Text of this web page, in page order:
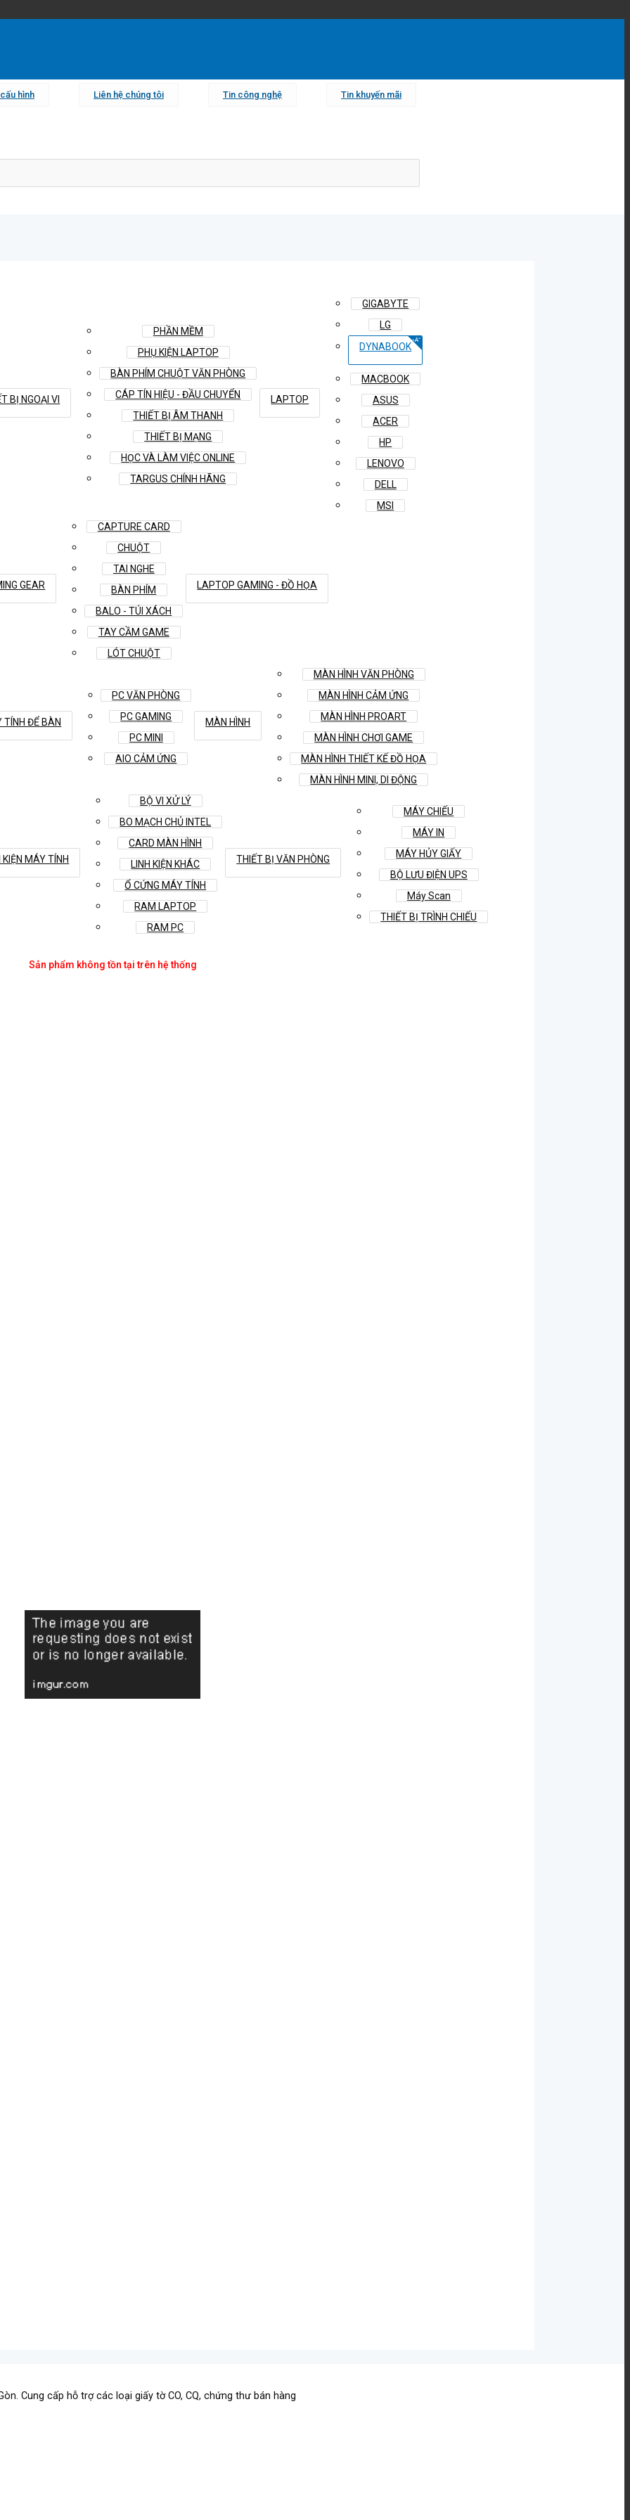
hình Liên hệ chúng tôi Tin công nghệ Tin khuyến mãi
BỊ NGOẠI VI
PHẦN MỀM
PHỤ KIỆN LAPTOP
BÀN PHÍM CHUỘT VĂN PHÒNG
CÁP TÍN HIỆU - ĐẦU CHUYỂN
THIẾT BỊ ÂM THANH
THIẾT BỊ MẠNG
HỌC VÀ LÀM VIỆC ONLINE
TARGUS CHÍNH HÃNG
LAPTOP
GIGABYTE
LG
DYNABOOK
MACBOOK
ASUS
ACER
HP
LENOVO
DELL
MSI
GEAR
CAPTURE CARD
CHUỘT
TAI NGHE
BÀN PHÍM
BALO - TÚI XÁCH
TAY CẦM GAME
LÓT CHUỘT
LAPTOP GAMING - ĐỒ HỌA
TÍNH ĐỂ BÀN
PC VĂN PHÒNG
PC GAMING
PC MINI
AIO CẢM ỨNG
MÀN HÌNH
MÀN HÌNH VĂN PHÒNG
MÀN HÌNH CẢM ỨNG
MÀN HÌNH PROART
MÀN HÌNH CHƠI GAME
MÀN HÌNH THIẾT KẾ ĐỒ HỌA
MÀN HÌNH MINI, DI ĐỘNG
KIỆN MÁY TÍNH
BỘ VI XỬ LÝ
BO MẠCH CHỦ INTEL
CARD MÀN HÌNH
LINH KIỆN KHÁC
Ổ CỨNG MÁY TÍNH
RAM LAPTOP
RAM PC
THIẾT BỊ VĂN PHÒNG
MÁY CHIẾU
MÁY IN
MÁY HỦY GIẤY
BỘ LƯU ĐIỆN UPS
Máy Scan
THIẾT BỊ TRÌNH CHIẾU
Sản phẩm không tồn tại trên hệ thống
Cung cấp hỗ trợ các loại giấy tờ CO, CQ, chứng thư bán hàng